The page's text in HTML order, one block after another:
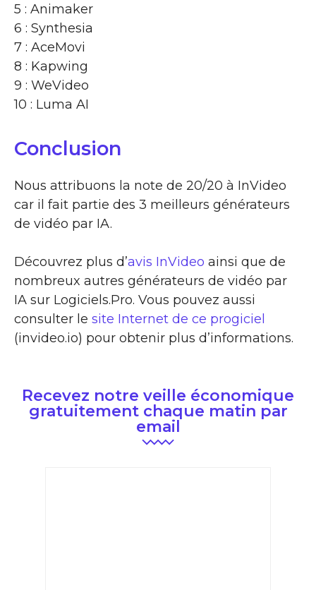
5 : Animaker
6 : Synthesia
7 : AceMovi
8 : Kapwing
9 : WeVideo
10 : Luma AI
Conclusion
Nous attribuons la note de 20/20 à InVideo
car il fait partie des 3 meilleurs générateurs
de vidéo par IA.
Découvrez plus d’avis InVideo ainsi que de
nombreux autres générateurs de vidéo par
IA sur Logiciels.Pro. Vous pouvez aussi
consulter le site Internet de ce progiciel
(invideo.io) pour obtenir plus d’informations.
Recevez notre veille économique
gratuitement chaque matin par
email